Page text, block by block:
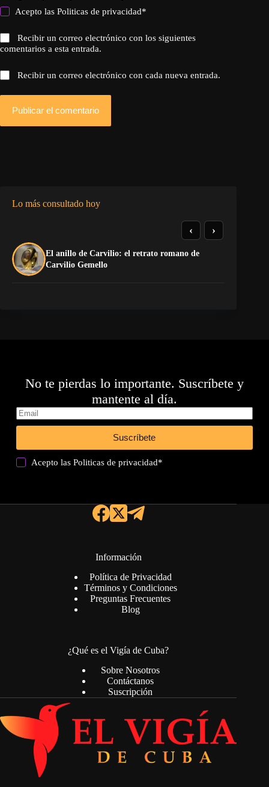
Acepto lasPoliticas de privacidad*
Recibir un correo electrónico con los siguientes
comentarios a esta entrada.
Recibir un correo electrónico con cada nueva entrada.
Publicar el comentario
Lo más consultado hoy
El anillo de Carvilio: el retrato romano de
Carvilio Gemello
‹ ›
No te pierdas lo importante. Suscríbete y
mantente al día.
Suscríbete
Acepto lasPoliticas de privacidad*
Información
Política de Privacidad
Términos y Condiciones
Preguntas Frecuentes
Blog
¿Qué es el Vigía de Cuba?
Sobre Nosotros
Contáctanos
Suscripción